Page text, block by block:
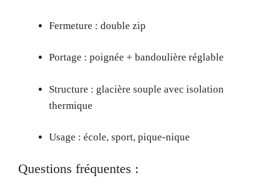
Fermeture : double zip
Portage : poignée + bandoulière réglable
Structure : glacière souple avec isolation
thermique
Usage : école, sport, pique-nique
Questions fréquentes :